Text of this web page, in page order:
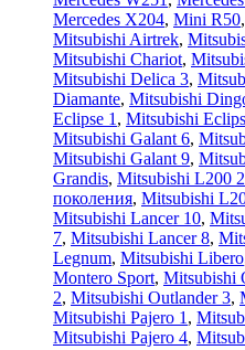
Mercedes X204, Mini R50,
Mitsubishi Airtrek,
Mitsubishi Chariot,
Mitsubishi Delica 3,
Diamante, Mitsubishi
Eclipse 1 , Mitsubishi
Mitsubishi Galant 6,
Mitsubishi Galant 9,
Grandis, Mitsubishi L200
поколения, Mitsubishi
Mitsubishi Lancer 10,
7, Mitsubishi Lancer 8,
Legnum, Mitsubishi Libero
Montero Sport, Mitsubishi
2, Mitsubishi Outlander 3,
Mitsubishi Pajero 1 ,
Mitsubishi Pajero 4,